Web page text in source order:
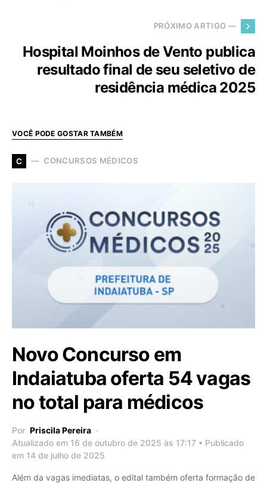
PRÓXIMO ARTIGO —
Hospital Moinhos de Vento publica
resultado final de seu seletivo de
residência médica 2025
VOCÊ PODE GOSTAR TAMBÉM
C CONCURSOS MÉDICOS
Novo Concurso em
Indaiatuba oferta 54 vagas
no total para médicos
Por Priscila Pereira
Atualizado em 16 de outubro de 2025 às 17:17 • Publicado
em 14 de julho de 2025
Além da vagas imediatas, o edital também oferta formação de